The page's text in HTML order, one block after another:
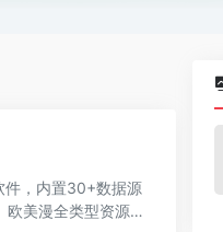
件，内置30+数据源
美漫全类型资源，